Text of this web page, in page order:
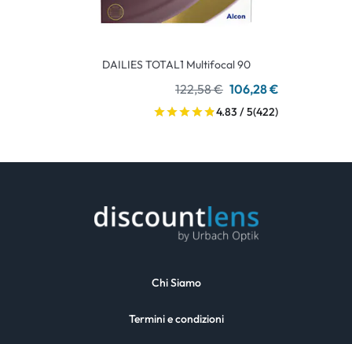
DAILIES TOTAL1 Multifocal 90
122,58 € 106,28 €
4.83 / 5(422)
Chi Siamo
Termini e condizioni